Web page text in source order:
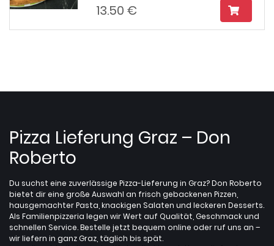
13.50 €
Pizza Lieferung Graz – Don
Roberto
Du suchst eine zuverlässige Pizza-Lieferung in Graz? Don Roberto
bietet dir eine große Auswahl an frisch gebackenen Pizzen,
hausgemachter Pasta, knackigen Salaten und leckeren Desserts.
Als Familienpizzeria legen wir Wert auf Qualität, Geschmack und
schnellen Service. Bestelle jetzt bequem online oder ruf uns an –
wir liefern in ganz Graz, täglich bis spät.